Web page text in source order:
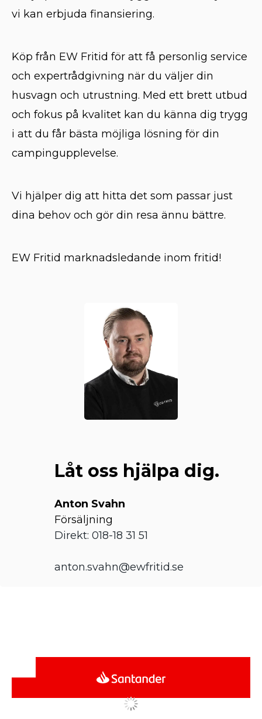
vi kan erbjuda finansiering.
Köp från EW Fritid för att få personlig service
och expertrådgivning när du väljer din
husvagn och utrustning. Med ett brett utbud
och fokus på kvalitet kan du känna dig trygg
i att du får bästa möjliga lösning för din
campingupplevelse.
Vi hjälper dig att hitta det som passar just
dina behov och gör din resa ännu bättre.
EW Fritid marknadsledande inom fritid!
Låt oss hjälpa dig.
Anton Svahn
Försäljning
Direkt: 018-18 31 51
anton.svahn@ewfritid.se